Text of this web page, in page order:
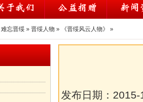
难忘晋绥 » 晋绥人物 » 《晋绥风云人物》 »
发布日期： 2015-